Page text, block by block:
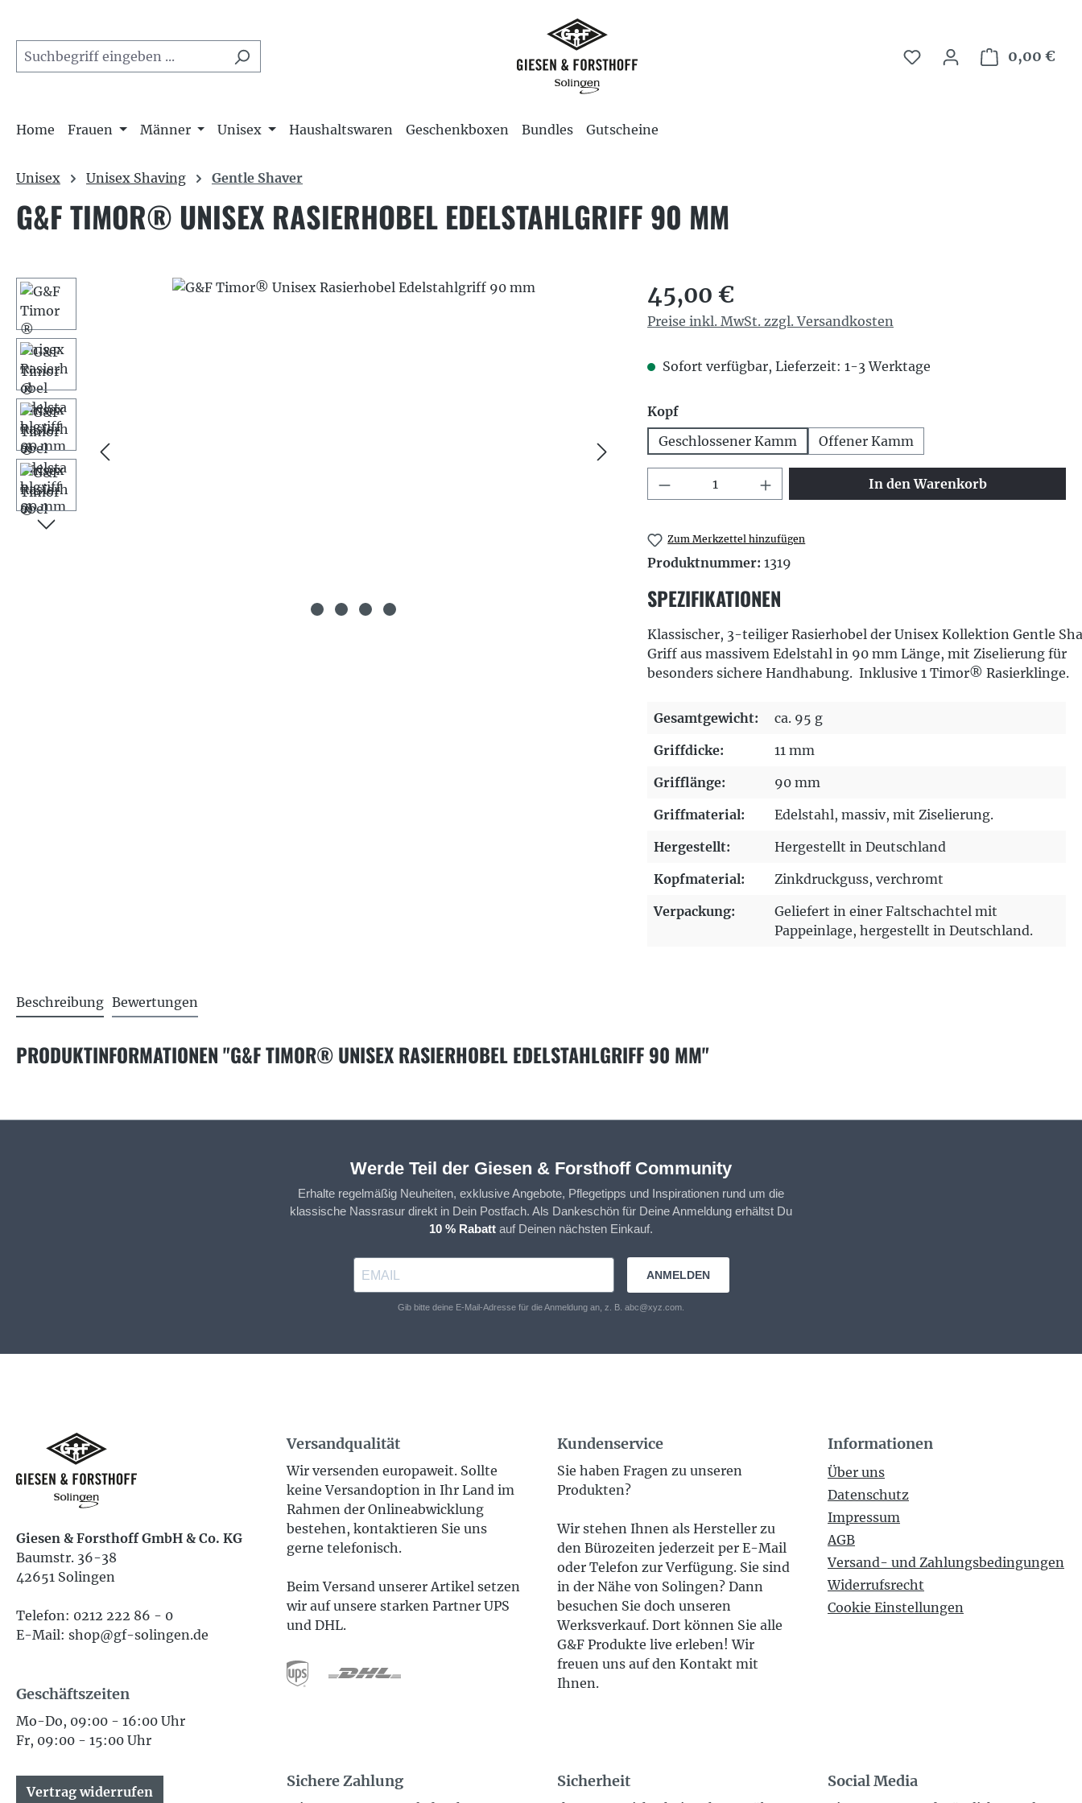
0,00 €
Home Frauen Männer Unisex Haushaltswaren Geschenkboxen Bundles Gutscheine
Unisex Unisex Shaving Gentle Shaver
G&F TIMOR® UNISEX RASIERHOBEL EDELSTAHLGRIFF 90 MM
Bildergalerie überspringen Regulärer Preis:
45,00 €
Preise inkl. MwSt. zzgl. Versandkosten
Sofort verfügbar, Lieferzeit: 1-3 Werktage
Kopfauswählen
Geschlossener Kamm
Offener Kamm
Produkt Anzahl: Gib den gewünschten
In den Warenkorb
Zum Merkzettel hinzufügen
Produktnummer: 1319
SPEZIFIKATIONEN
Klassischer, 3-teiliger Rasierhobel der Unisex Kollektion Gentle
Griff aus massivem Edelstahl in 90 mm Länge, mit Ziselierung für
besonders sichere Handhabung. Inklusive 1 Timor® Rasierklinge.
Gesamtgewicht:
ca. 95 g
Griffdicke:
11 mm
Grifflänge:
90 mm
Griffmaterial:
Edelstahl, massiv, mit Ziselierung.
Hergestellt:
Hergestellt in Deutschland
Kopfmaterial:
Zinkdruckguss, verchromt
Verpackung:
Geliefert in einer Faltschachtel mit
Pappeinlage, hergestellt in Deutschland.
Beschreibung Bewertungen
PRODUKTINFORMATIONEN "G&F TIMOR® UNISEX RASIERHOBEL EDELSTAHLGRIFF 90 MM"
Werde Teil der Giesen & Forsthoff Community
Erhalte regelmäßig Neuheiten, exklusive Angebote, Pflegetipps und Inspirationen rund um die
klassische Nassrasur direkt in Dein Postfach. Als Dankeschön für Deine Anmeldung erhältst Du
10 % Rabatt auf Deinen nächsten Einkauf.
ANMELDEN
Gib bitte deine E-Mail-Adresse für die Anmeldung an, z. B. abc@xyz.com.
Giesen & Forsthoff GmbH & Co. KG
Baumstr. 36-38
42651 Solingen
Telefon: 0212 222 86 - 0
E-Mail: shop@gf-solingen.de
Geschäftszeiten
Mo-Do, 09:00 - 16:00 Uhr
Fr, 09:00 - 15:00 Uhr
Vertrag widerrufen
Versandqualität
Wir versenden europaweit. Sollte
keine Versandoption in Ihr Land im
Rahmen der Onlineabwicklung
bestehen, kontaktieren Sie uns
gerne telefonisch.
Beim Versand unserer Artikel setzen
wir auf unsere starken Partner UPS
und DHL.
Kundenservice
Sie haben Fragen zu unseren
Produkten?
Wir stehen Ihnen als Hersteller zu
den Bürozeiten jederzeit per E-Mail
oder Telefon zur Verfügung. Sie sind
in der Nähe von Solingen? Dann
besuchen Sie doch unseren
Werksverkauf. Dort können Sie alle
G&F Produkte live erleben! Wir
freuen uns auf den Kontakt mit
Ihnen.
Informationen
Über uns
Datenschutz
Impressum
AGB
Versand- und Zahlungsbedingungen
Widerrufsrecht
Cookie Einstellungen
Sichere Zahlung Sicherheit Social Media